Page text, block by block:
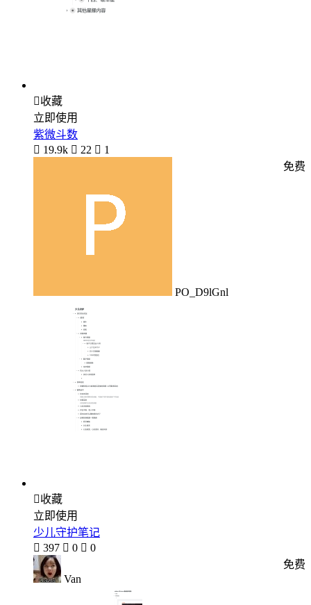
收藏
立即使用
紫微斗数
 19.9k  22  1
PO_D9lGnl
免费
收藏
立即使用
少儿守护笔记
 397  0  0
Van
免费